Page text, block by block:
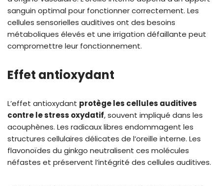
sanguin optimal pour fonctionner correctement. Les
cellules sensorielles auditives ont des besoins
métaboliques élevés et une irrigation défaillante peut
compromettre leur fonctionnement.
Effet antioxydant
L’effet antioxydant protège les cellules auditives
contre le stress oxydatif, souvent impliqué dans les
acouphènes. Les radicaux libres endommagent les
structures cellulaires délicates de l’oreille interne. Les
flavonoïdes du ginkgo neutralisent ces molécules
néfastes et préservent l’intégrité des cellules auditives.